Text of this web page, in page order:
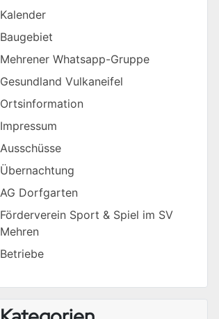
Kalender
Baugebiet
Mehrener Whatsapp-Gruppe
Gesundland Vulkaneifel
Ortsinformation
Impressum
Ausschüsse
Übernachtung
AG Dorfgarten
Förderverein Sport & Spiel im SV
Mehren
Betriebe